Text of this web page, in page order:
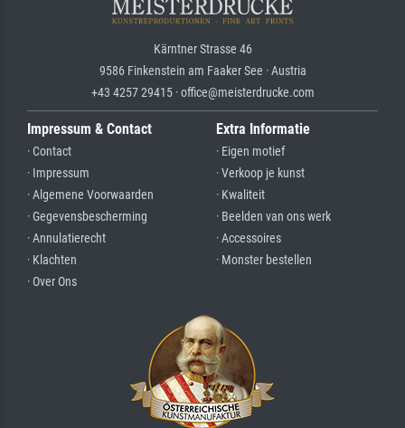
Kärntner Strasse 46
9586 Finkenstein am Faaker See · Austria
+43 4257 29415 · office@meisterdrucke.com
Impressum & Contact
· Contact
· Impressum
· Algemene Voorwaarden
· Gegevensbescherming
· Annulatierecht
· Klachten
· Over Ons
Extra Informatie
· Eigen motief
· Verkoop je kunst
· Kwaliteit
· Beelden van ons werk
· Accessoires
· Monster bestellen